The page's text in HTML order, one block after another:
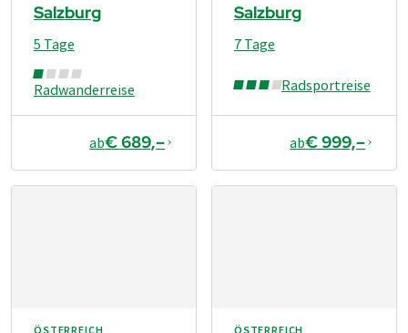
Salzburg
Radwanderreise
5 Tage
ab€ 689,–
Salzburg
Radsportreise
7 Tage
ab€ 999,–
ÖSTERREICH ÖSTERREICH